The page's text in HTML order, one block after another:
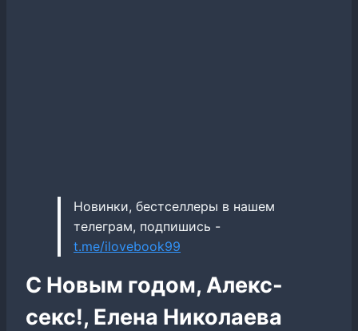
Новинки, бестселлеры в нашем
телеграм, подпишись -
t.me/ilovebook99
С Новым годом, Алекс-
секс!, Елена Николаева